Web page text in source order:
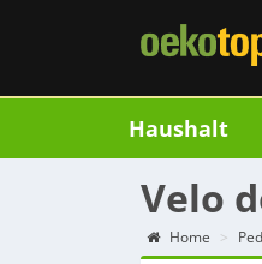
Haushalt
Velo
Home